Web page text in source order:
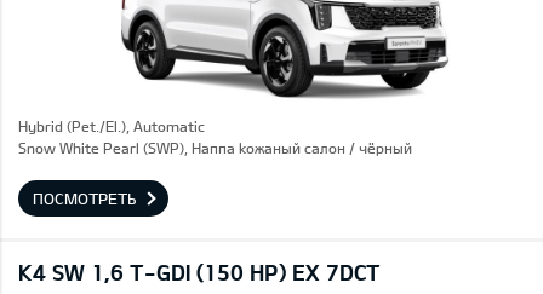
Hybrid (Pet./El.), Automatic
Snow White Pearl (SWP), Hаппа kожаный салон / чёрный
ПОСМОТРЕТЬ
K4 SW 1,6 T-GDI (150 HP) EX 7DCT